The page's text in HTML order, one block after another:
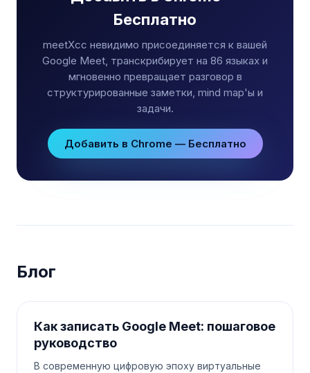
Бесплатно
meetXcc невидимо присоединяется к вашей
Google Meet, транскрибирует на 86 языках и
мгновенно превращает разговор в
структурированные заметки, mind map'ы и
задачи.
Добавить в Chrome — Бесплатно
Блог
Как записать Google Meet: пошаговое
руководство
В современную цифровую эпоху виртуальные